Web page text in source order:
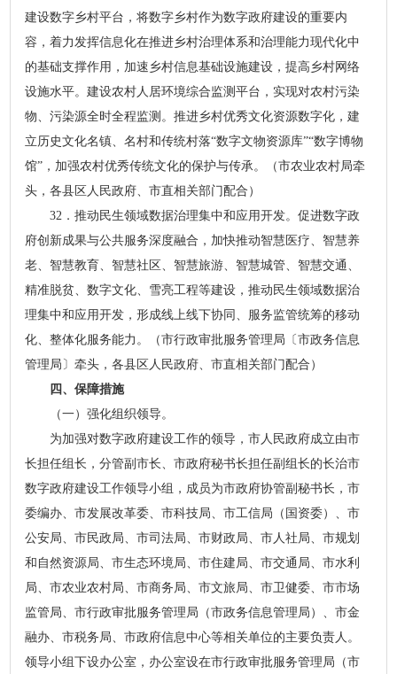
建设数字乡村平台，将数字乡村作为数字政府建设的重要内
容，着力发挥信息化在推进乡村治理体系和治理能力现代化中
的基础支撑作用，加速乡村信息基础设施建设，提高乡村网络
设施水平。建设农村人居环境综合监测平台，实现对农村污染
物、污染源全时全程监测。推进乡村优秀文化资源数字化，建
立历史文化名镇、名村和传统村落“数字文物资源库”“数字博物
馆”，加强农村优秀传统文化的保护与传承。（市农业农村局牵
头，各县区人民政府、市直相关部门配合）
32．推动民生领域数据治理集中和应用开发。促进数字政
府创新成果与公共服务深度融合，加快推动智慧医疗、智慧养
老、智慧教育、智慧社区、智慧旅游、智慧城管、智慧交通、
精准脱贫、数字文化、雪亮工程等建设，推动民生领域数据治
理集中和应用开发，形成线上线下协同、服务监管统筹的移动
化、整体化服务能力。（市行政审批服务管理局〔市政务信息
管理局〕牵头，各县区人民政府、市直相关部门配合）
四、保障措施
（一）强化组织领导。
为加强对数字政府建设工作的领导，市人民政府成立由市
长担任组长，分管副市长、市政府秘书长担任副组长的长治市
数字政府建设工作领导小组，成员为市政府协管副秘书长，市
委编办、市发展改革委、市科技局、市工信局（国资委）、市
公安局、市民政局、市司法局、市财政局、市人社局、市规划
和自然资源局、市生态环境局、市住建局、市交通局、市水利
局、市农业农村局、市商务局、市文旅局、市卫健委、市市场
监管局、市行政审批服务管理局（市政务信息管理局）、市金
融办、市税务局、市政府信息中心等相关单位的主要负责人。
领导小组下设办公室，办公室设在市行政审批服务管理局（市